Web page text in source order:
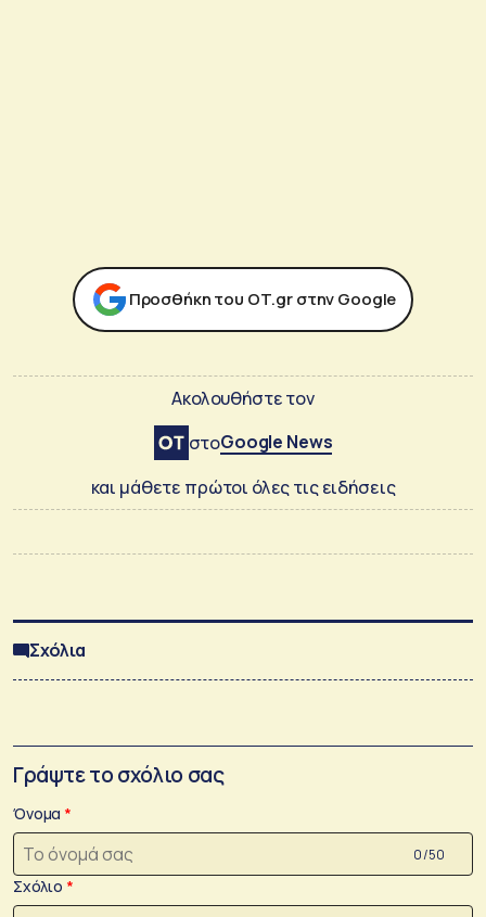
Προσθήκη του ΟΤ.gr στην Google
Ακολουθήστε τον
στοGoogle News
και μάθετε πρώτοι όλες τις ειδήσεις
Σχόλια
Γράψτε το σχόλιο σας
Όνομα
0 /50
Σχόλιο